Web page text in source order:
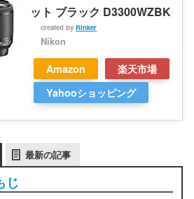
ット ブラック D3300WZBK
created by Rinker
Nikon
Amazon
楽天市場
Yahooショッピング
最新の記事
じ